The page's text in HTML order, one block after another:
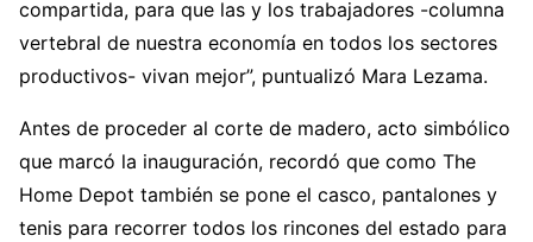
compartida, para que las y los trabajadores -columna
vertebral de nuestra economía en todos los sectores
productivos- vivan mejor”, puntualizó Mara Lezama.
Antes de proceder al corte de madero, acto simbólico
que marcó la inauguración, recordó que como The
Home Depot también se pone el casco, pantalones y
tenis para recorrer todos los rincones del estado para